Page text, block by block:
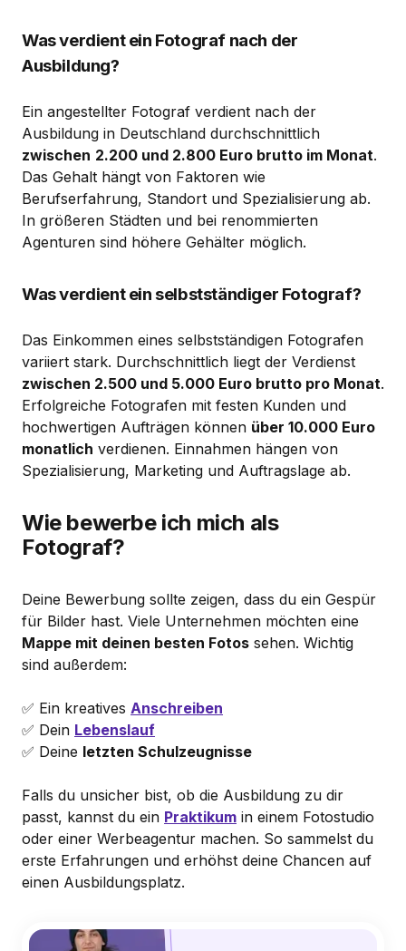
Was verdient ein Fotograf nach der
Ausbildung?
Ein angestellter Fotograf verdient nach der
Ausbildung in Deutschland durchschnittlich
zwischen 2.200 und 2.800 Euro brutto im Monat.
Das Gehalt hängt von Faktoren wie
Berufserfahrung, Standort und Spezialisierung ab.
In größeren Städten und bei renommierten
Agenturen sind höhere Gehälter möglich.
Was verdient ein selbstständiger Fotograf?
Das Einkommen eines selbstständigen Fotografen
variiert stark. Durchschnittlich liegt der Verdienst
zwischen 2.500 und 5.000 Euro brutto pro Monat.
Erfolgreiche Fotografen mit festen Kunden und
hochwertigen Aufträgen können über 10.000 Euro
monatlich verdienen. Einnahmen hängen von
Spezialisierung, Marketing und Auftragslage ab.
Wie bewerbe ich mich als
Fotograf?
Deine Bewerbung sollte zeigen, dass du ein Gespür
für Bilder hast. Viele Unternehmen möchten eine
Mappe mit deinen besten Fotos sehen. Wichtig
sind außerdem:
✅ Ein kreatives Anschreiben
✅ Dein Lebenslauf
✅ Deine letzten Schulzeugnisse
Falls du unsicher bist, ob die Ausbildung zu dir
passt, kannst du ein Praktikum in einem Fotostudio
oder einer Werbeagentur machen. So sammelst du
erste Erfahrungen und erhöhst deine Chancen auf
einen Ausbildungsplatz.